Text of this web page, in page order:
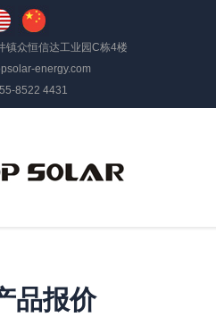
镇众恒信达工业园C栋4楼
energy.com
8522 4431
品报价